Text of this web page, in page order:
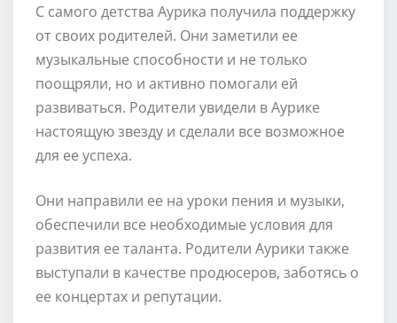
С самого детства Аурика получила поддержку
от своих родителей. Они заметили ее
музыкальные способности и не только
поощряли, но и активно помогали ей
развиваться. Родители увидели в Аурике
настоящую звезду и сделали все возможное
для ее успеха.
Они направили ее на уроки пения и музыки,
обеспечили все необходимые условия для
развития ее таланта. Родители Аурики также
выступали в качестве продюсеров, заботясь о
ее концертах и репутации.